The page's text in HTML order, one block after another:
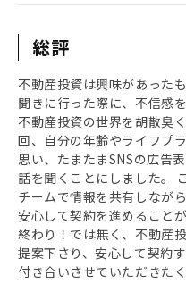
総評
不動産投資は興味があった
聞きに行った際に、不信感
不動産投資の世界を胡散臭
回、自分の年齢やライフプ
思い、たまたまSNSの広告
話を聞くことにしました。
チームで情報を共有しなが
安心して契約を進めること
終わり！では無く、不動産
提案下さり、安心して契約
付き合いさせていただきた